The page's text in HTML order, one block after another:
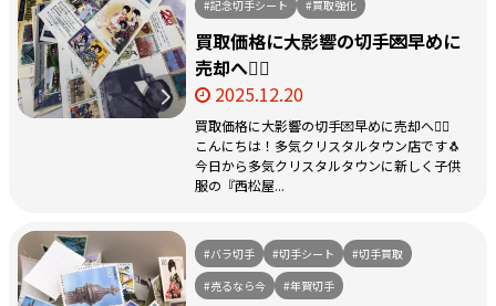
#記念切手シート
#買取強化
買取価格に大影響の切手💌早めに
売却へ🏃‍♀️
2025.12.20
買取価格に大影響の切手💌早めに売却へ🏃‍♀️
こんにちは！多気クリスタルタウン店です🐧
今日から多気クリスタルタウンに新しく子供
服の『西松屋...
#バラ切手 #切手シート
#切手買取
#売るなら今
#年賀切手